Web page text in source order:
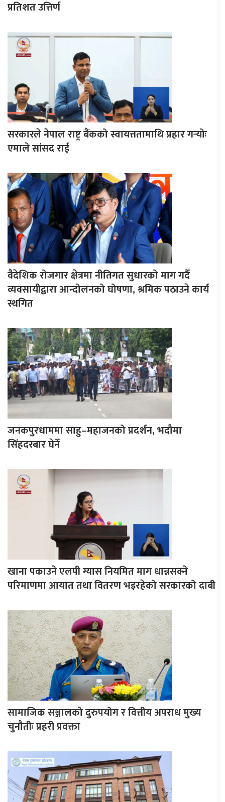
प्रतिशत उत्तिर्ण
सरकारले नेपाल राष्ट्र बैंकको स्वायत्ततामाथि प्रहार गर्‍योः
एमाले सांसद राई
वैदेशिक रोजगार क्षेत्रमा नीतिगत सुधारको माग गर्दै
व्यवसायीद्वारा आन्दोलनको घोषणा, श्रमिक पठाउने कार्य
स्थगित
जनकपुरधाममा साहु–महाजनको प्रदर्शन, भदौमा
सिंहदरबार घेर्ने
खाना पकाउने एलपी ग्यास नियमित माग धान्नसक्ने
परिमाणमा आयात तथा वितरण भइरहेको सरकारको दाबी
सामाजिक सञ्जालको दुरुपयोग र वित्तीय अपराध मुख्य
चुनौतीः प्रहरी प्रवक्ता